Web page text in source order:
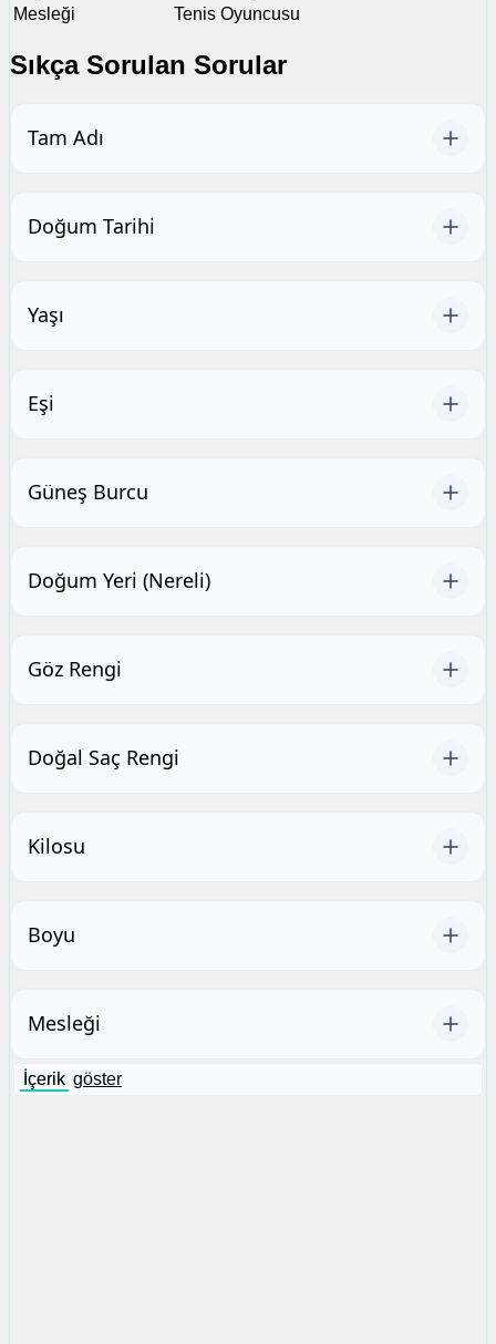
Mesleği
Tenis Oyuncusu
Sıkça Sorulan Sorular
Tam Adı
Doğum Tarihi
Yaşı
Eşi
Güneş Burcu
Doğum Yeri (Nereli)
Göz Rengi
Doğal Saç Rengi
Kilosu
Boyu
Mesleği
İçerik göster